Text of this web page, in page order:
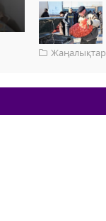
Жаңалықтар